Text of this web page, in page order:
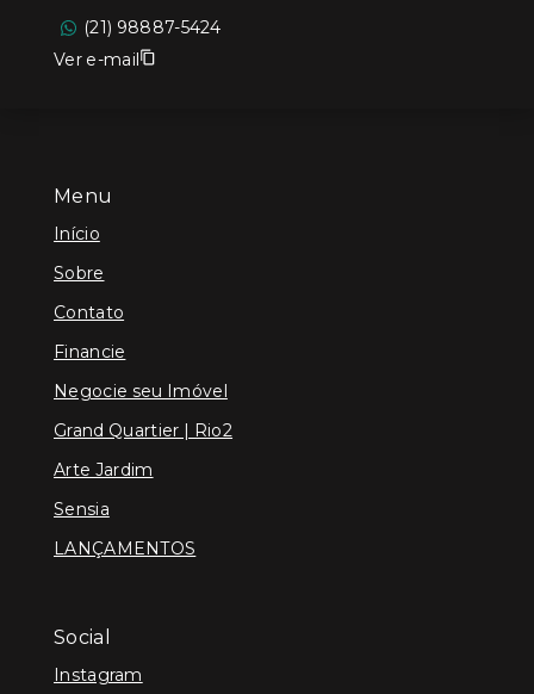
Menu
Início
Sobre
Contato
Financie
Negocie seu Imóvel
Grand Quartier | Rio2
Arte Jardim
Sensia
LANÇAMENTOS
Social
Instagram
(21) 98887-5424
Ver e-mail